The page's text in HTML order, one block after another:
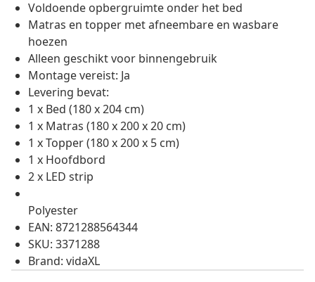
Voldoende opbergruimte onder het bed
Matras en topper met afneembare en wasbare
hoezen
Alleen geschikt voor binnengebruik
Montage vereist: Ja
Levering bevat:
1 x Bed (180 x 204 cm)
1 x Matras (180 x 200 x 20 cm)
1 x Topper (180 x 200 x 5 cm)
1 x Hoofdbord
2 x LED strip
Polyester
EAN: 8721288564344
SKU: 3371288
Brand: vidaXL